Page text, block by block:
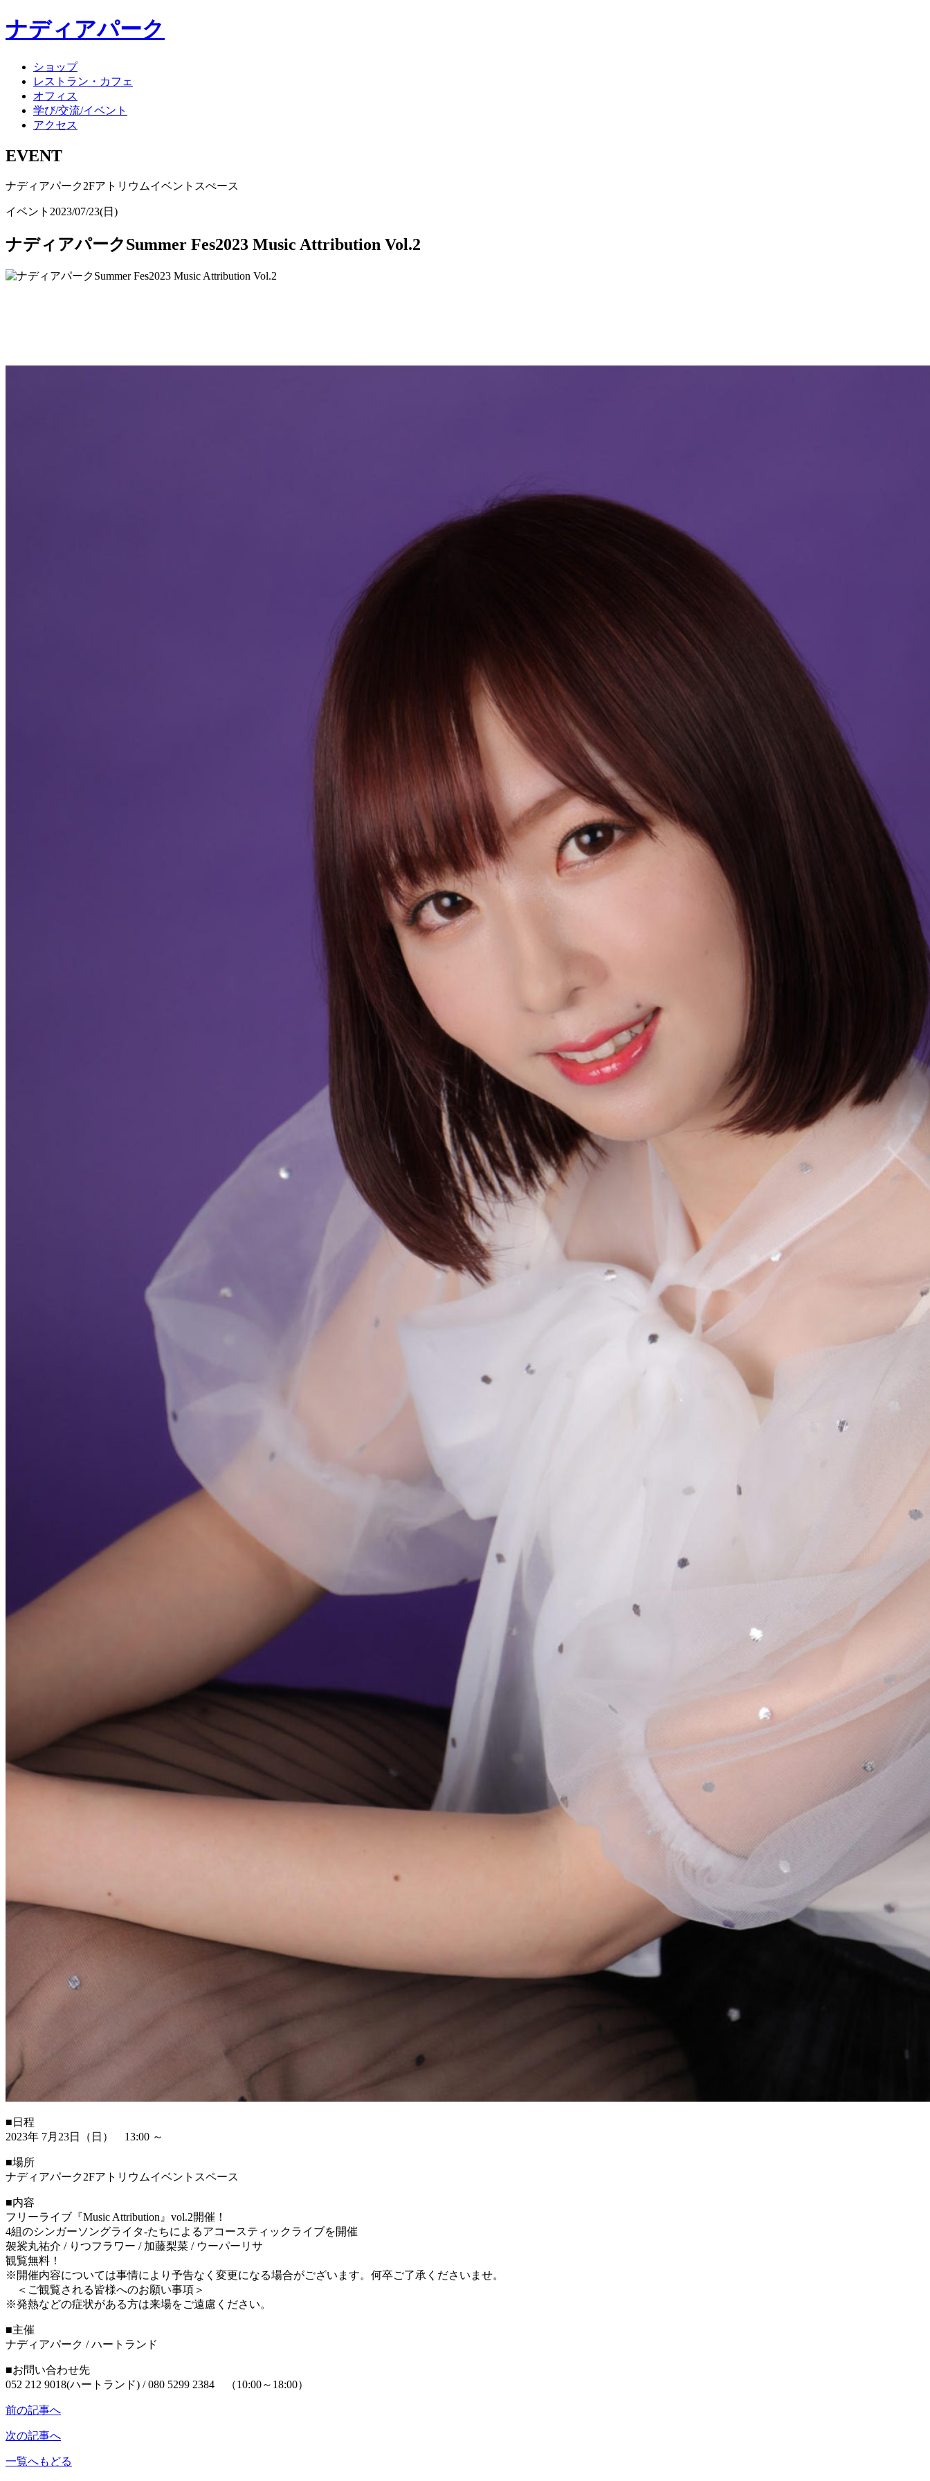
ナディアパーク
ショップ
レストラン・カフェ
オフィス
学び/交流/イベント
アクセス
EVENT
ナディアパーク2Fアトリウムイベントスぺース
イベント 2023/07/23(日)
ナディアパークSummer Fes2023 Music Attribution Vol.2
■日程
2023年 7月23日（日） 13:00 ～
■場所
ナディアパーク2Fアトリウムイベントスペース
■内容
フリーライブ『Music Attribution』vol.2開催！
4組のシンガーソングライタ-たちによるアコースティックライブを開催
袈裟丸祐介 / りつフラワー / 加藤梨菜 / ウーパーリサ
観覧無料！
※開催内容については事情により予告なく変更になる場合がございます。何卒ご了承くださいませ。
＜ご観覧される皆様へのお願い事項＞
※発熱などの症状がある方は来場をご遠慮ください。
■主催
ナディアパーク / ハートランド
■お問い合わせ先
052 212 9018(ハートランド) / 080 5299 2384 （10:00～18:00）
前の記事へ
次の記事へ
一覧へもどる